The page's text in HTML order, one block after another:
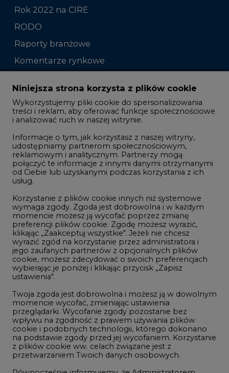
Rok 2022 na CIRE
RODO
Raporty branżowe
Komentarze rynkowe
Zmiany kadrowe na rynku
Studio CIRE
Rozmowy o energetyce
Gospodarka
Geopolityka
LTE450
Innowacje i AI
Telekomunikacja i IT
Handel emisjami CO2
Wodór
Górnictwo
Atom
Fotowoltaika
Offshore wind
Niniejsza strona korzysta z plików cookie
Wykorzystujemy pliki cookie do spersonalizowania
treści i reklam, aby oferować funkcje społecznościowe
i analizować ruch w naszej witrynie.
Informacje o tym, jak korzystasz z naszej witryny,
udostępniamy partnerom społecznościowym,
reklamowym i analitycznym. Partnerzy mogą
połączyć te informacje z innymi danymi otrzymanymi
od Ciebie lub uzyskanymi podczas korzystania z ich
usług.
Korzystanie z plików cookie innych niż systemowe
wymaga zgody. Zgoda jest dobrowolna i w każdym
momencie możesz ją wycofać poprzez zmianę
preferencji plików cookie. Zgodę możesz wyrazić,
klikając „Zaakceptuj wszystkie". Jeżeli nie chcesz
wyrazić zgód na korzystanie przez administratora i
jego zaufanych partnerów z opcjonalnych plików
cookie, możesz zdecydować o swoich preferencjach
wybierając je poniżej i klikając przycisk „Zapisz
ustawienia".
Twoja zgoda jest dobrowolna i możesz ją w dowolnym
momencie wycofać, zmieniając ustawienia
przeglądarki. Wycofanie zgody pozostanie bez
wpływu na zgodność z prawem używania plików
cookie i podobnych technologii, którego dokonano
na podstawie zgody przed jej wycofaniem. Korzystanie
z plików cookie ww. celach związane jest z
przetwarzaniem Twoich danych osobowych.